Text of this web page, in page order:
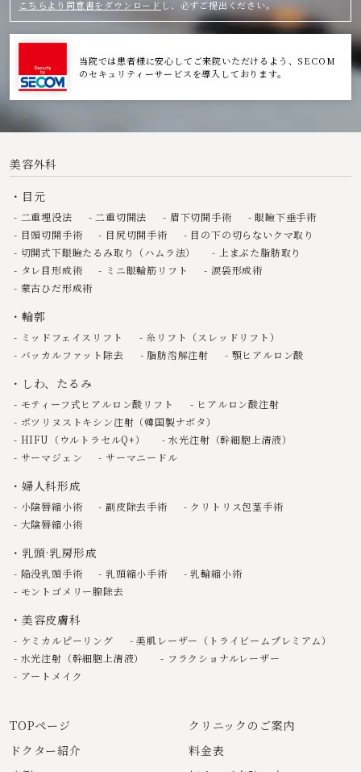
こちらより同意書をダウンロード し、必ずご提出ください。
当院では患者様に安心してご来院いただけるよう、SECOM
のセキュリティーサービスを導入しております。
TOPページ
クリニックのご案内
ドクター紹介
料金表
美容外科
目元
二重埋没法 二重切開法 眉下切開手術
眼瞼下垂手術
目頭切開手術
目尻切開手術
目の下の切らないクマ取り
切開式下眼瞼たるみ取り（ハムラ法）
上まぶた脂肪取り
タレ目形成術
ミニ眼輪筋リフト
涙袋形成術
蒙古ひだ形成術
輪郭
ミッドフェイスリフト
糸リフト（スレッドリフト）
バッカルファット除去
脂肪溶解注射 顎ヒアルロン酸
しわ、たるみ
モティーフ式ヒアルロン酸リフト
ヒアルロン酸注射
ボツリヌストキシン注射（韓国製ナボタ）
HIFU（ウルトラセルQ+）
水光注射（幹細胞上清液）
サーマジェン
サーマニードル
婦人科形成
小陰唇縮小術 副皮除去手術
クリトリス包茎手術
大陰唇縮小術
乳頭·乳房形成
陥没乳頭手術 乳頭縮小手術
乳輪縮小術
モントゴメリー腺除去
美容皮膚科
ケミカルピーリング
美肌レーザー（トライビームプレミアム）
水光注射（幹細胞上清液）
フラクショナルレーザー
アートメイク